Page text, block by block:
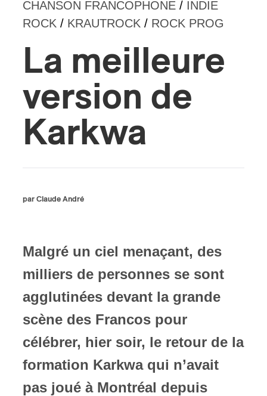
CHANSON FRANCOPHONE / INDIE
ROCK / KRAUTROCK / ROCK PROG
La meilleure
version de
Karkwa
par Claude André
Malgré un ciel menaçant, des
milliers de personnes se sont
agglutinées devant la grande
scène des Francos pour
célébrer, hier soir, le retour de la
formation Karkwa qui n’avait
pas joué à Montréal depuis